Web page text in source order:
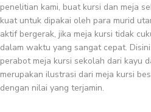
penelitian kami, buat kursi dan meja
kuat untuk dipakai oleh para murid
aktif bergerak, jika meja kursi tidak
dalam waktu yang sangat cepat.
perabot meja kursi sekolah dari kayu
merupakan ilustrasi dari meja kursi
dengan nilai yang terjamin.